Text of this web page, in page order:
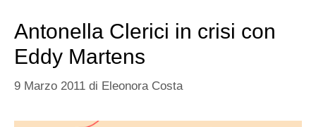
Antonella Clerici in crisi con
Eddy Martens
9 Marzo 2011 di Eleonora Costa